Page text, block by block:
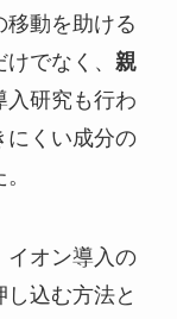
動を助ける
でなく、 親
入研究も行わ
にくい成分の
イオン導入の
込む方法と